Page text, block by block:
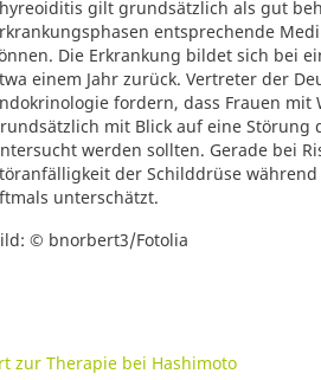
gilt grundsätzlich als gut
entsprechende
Die Erkrankung bildet sich bei
einem Jahr zurück. Vertreter der
fordern, dass Frauen mit
mit Blick auf eine Störung
werden sollten. Gerade bei
der Schilddrüse
unterschätzt.
© bnorbert3/Fotolia
zur Therapie bei Hashimoto